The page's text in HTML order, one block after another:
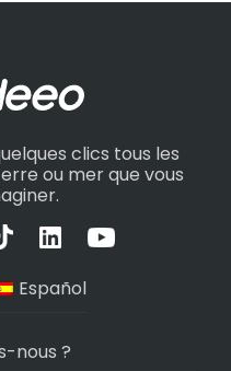
clics tous les
ou mer que vous
Español
nous ?